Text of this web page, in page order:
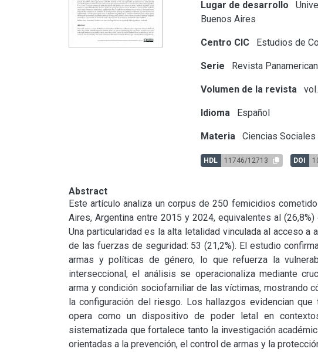
Lugar de desarrollo
Buenos Aires
Centro CIC Estudios de
Serie Revista
Volumen de la revista
Idioma Español
Materia Ciencias
HDL 11746/12713 DOI
Abstract
Este artículo analiza un corpus de 250 femicidios
Aires, Argentina entre 2015 y 2024, equivalentes al
Una particularidad es la alta letalidad vinculada al acceso a
de las fuerzas de seguridad: 53 (21,2%). El estudio
armas y políticas de género, lo que refuerza la
interseccional, el análisis se operacionaliza mediante
arma y condición sociofamiliar de las víctimas, mostrando
la configuración del riesgo. Los hallazgos evidencian que
opera como un dispositivo de poder letal en
sistematizada que fortalece tanto la investigación
orientadas a la prevención, el control de armas y la